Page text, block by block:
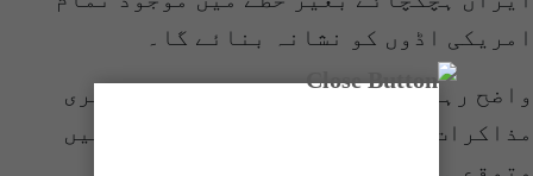
امریکی اڈوں کو نشانہ بنائے گا۔
واضح رہے کہ امریکا اور ایران کے جوہری
مذاکرات کا چھٹا دور اتوار کو مسقط میں
متوقع ہے۔